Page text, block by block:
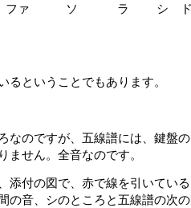
ァ ソ ラ シ
るということでもあります。
なのですが、五線譜には、鍵盤
ません。全音なのです。
添付の図で、赤で線を引いてい
の音、シのところと五線譜の次